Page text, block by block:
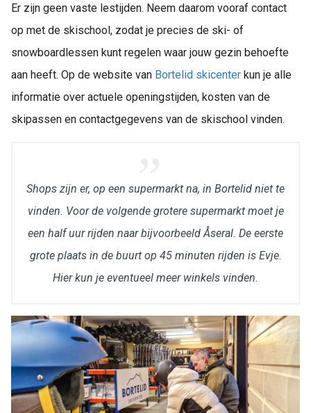
Er zijn geen vaste lestijden. Neem daarom vooraf contact
op met de skischool, zodat je precies de ski- of
snowboardlessen kunt regelen waar jouw gezin behoefte
aan heeft. Op de website van Bortelid skicenter kun je alle
informatie over actuele openingstijden, kosten van de
skipassen en contactgegevens van de skischool vinden.
Shops zijn er, op een supermarkt na, in Bortelid niet te
vinden. Voor de volgende grotere supermarkt moet je
een half uur rijden naar bijvoorbeeld Åseral. De eerste
grote plaats in de buurt op 45 minuten rijden is Evje.
Hier kun je eventueel meer winkels vinden.